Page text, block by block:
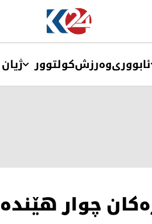
ئابووریوەرزشکولتوور ژیان
چوار هێندە